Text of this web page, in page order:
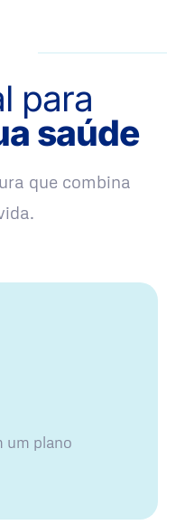
para
saúde
que combina
um plano